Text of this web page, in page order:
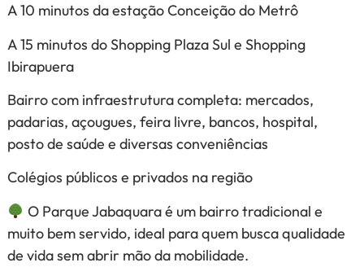
A 10 minutos da estação Conceição do Metrô
A 15 minutos do Shopping Plaza Sul e Shopping
Ibirapuera
Bairro com infraestrutura completa: mercados,
padarias, açougues, feira livre, bancos, hospital,
posto de saúde e diversas conveniências
Colégios públicos e privados na região
O Parque Jabaquara é um bairro tradicional e
muito bem servido, ideal para quem busca qualidade
de vida sem abrir mão da mobilidade.